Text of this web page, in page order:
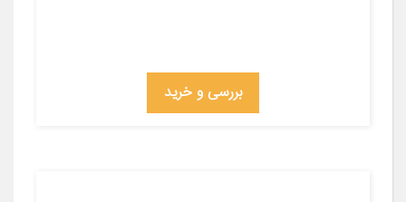
بررسی و خرید